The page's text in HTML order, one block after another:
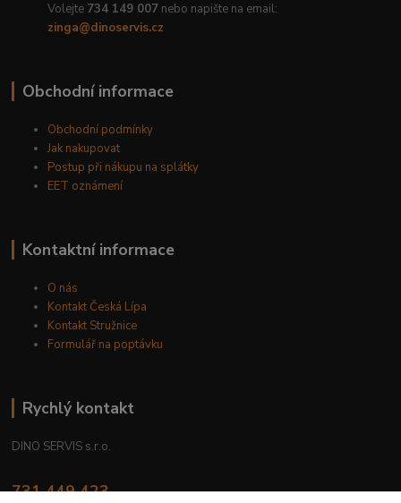
Volejte 734 149 007 nebo napište na email:
zinga@dinoservis.cz
Obchodní informace
Obchodní podmínky
Jak nakupovat
Postup při nákupu na splátky
EET oznámení
Kontaktní informace
O nás
Kontakt Česká Lípa
Kontakt Stružnice
Formulář na poptávku
Rychlý kontakt
DINO SERVIS s.r.o.
731 449 423